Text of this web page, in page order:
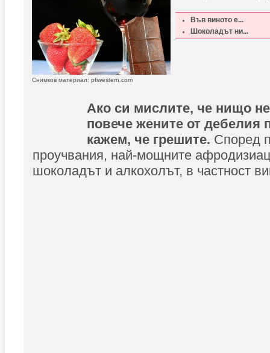
Във виното е...
Шоколадът ни...
Снимков материал: pfiwestern.com
Ако си мислите, че нищо
повече жените от
кажем, че грешите. Според
проучвания, най-мощните
шоколадът и алкохолът, в частност